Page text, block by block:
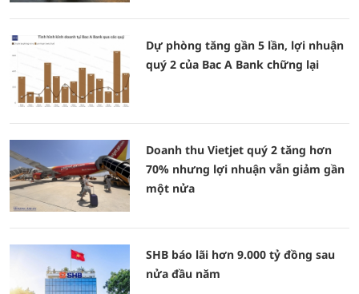
Dự phòng tăng gần 5 lần, lợi nhuận
quý 2 của Bac A Bank chững lại
Doanh thu Vietjet quý 2 tăng hơn
70% nhưng lợi nhuận vẫn giảm gần
một nửa
SHB báo lãi hơn 9.000 tỷ đồng sau
nửa đầu năm